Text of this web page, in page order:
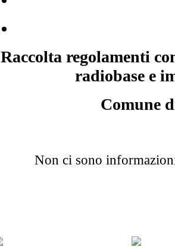
Raccolta regolamenti
radiobase e
Comune
Non ci sono